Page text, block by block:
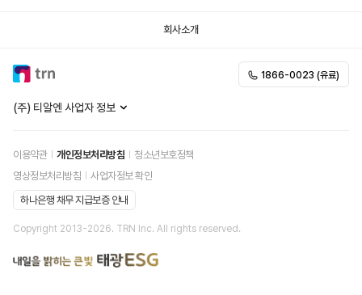
회사소개
(주) 티알엔 사업자 정보
이용약관 개인정보처리방침
청소년보호정책
영상정보처리방침
사업자정보 확인
하나은행 채무 지급보증 안내
Copyright 2013-2026. TRN Inc. All rights reserved.
1866-0023 (유료)